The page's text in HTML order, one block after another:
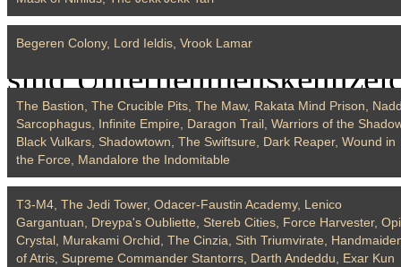
Begeren Colony, Lord Ieldis, Vrook Lamar
The Bastion, The Crucible Pits, The Maw, Rakata Mind Prison,
Sarcophagus, Infinite Empire, Daragon Trail, Warriors of the
Black Vulkars, Shadowtown, The Swiftsure, Dark Reaper, Wound in
the Force, Mandalore the Indomitable
T3-M4, The Jedi Tower, Odacer-Faustin Academy, Lenico
Gargantuan, Dreypa's Oubliette, Stereb Cities, Force Harvester,
Crystal, Murakami Orchid, The Cinzia, Sith Triumvirate,
of Atris, Supreme Commander Stantorrs, Darth Andeddu, Exar Kun
VORBEHALTEN.
sind
Games, Inc.. EA und das
weiteren Warenzeichen
Inhaber.